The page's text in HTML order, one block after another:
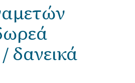
δανεικά